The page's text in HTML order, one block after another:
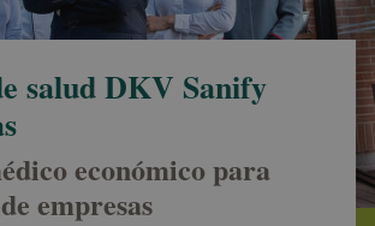
salud DKV Sanify
económico para
empresas